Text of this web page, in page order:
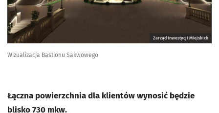
Zarząd Inwestycji Miejskich
Wizualizacja Bastionu Sakwowego
Łączna powierzchnia dla klientów wynosić będzie
blisko 730 mkw.